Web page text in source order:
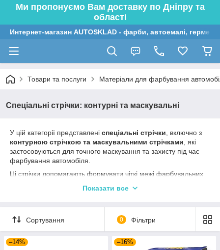
Ми пропонуємо Вам доставку по Дніпру та
області
Интернет-магазин AUTOSKLAD - фарби, автоемалі,
Товари та послуги Матеріали для фарбування
Спеціальні стрічки: контурні та маскувальні
У цій категорії представлені спеціальні стрічки , включно з
контурною стрічкою та маскувальними стрічками , які
застосовуються для точного маскування та захисту під час
фарбування автомобіля.
Ці стрічки допомагають формувати чіткі межі фарбувальних
криволінійними ділянками без пошкодження поверхні.
Показати все
Сортування 0 Фільтри
–14% –16%